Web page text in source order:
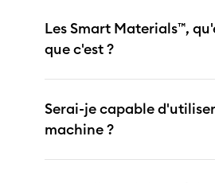
Les Smart Materials™,
que c'est ?
Serai-je capable
machine ?